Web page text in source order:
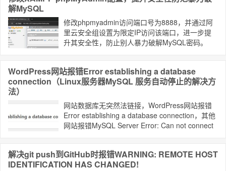
解MySQL
修改phpmyadmin访问端口号为8888，并通过阿
里云安全组设置为限定IP访问该端口，进一步提
升其安全性，防止别人暴力破解MySQL密码。
WordPress网站报错Error establishing a database
connection（Linux服务器MySQL 服务自动停止的解决方
法）
网站数据库无突然法链接，WordPress网站报错
Error establishing a database connection，其他
网站报错MySQL Server Error: Can not connect
般是由于服务器内存不足导致MySQL服务被Kill
掉。
解决git push到GitHub时报错WARNING: REMOTE HOST
IDENTIFICATION HAS CHANGED!